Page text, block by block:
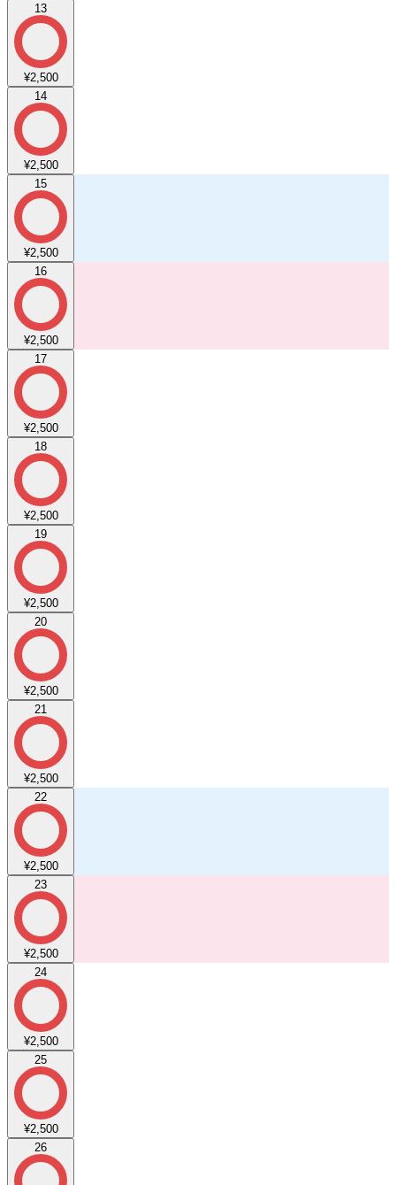
13
¥2,500
14
¥2,500
15
¥2,500
16
¥2,500
17
¥2,500
18
¥2,500
19
¥2,500
20
¥2,500
21
¥2,500
22
¥2,500
23
¥2,500
24
¥2,500
25
¥2,500
26